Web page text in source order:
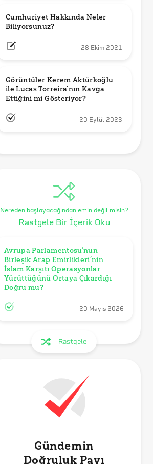
Cumhuriyet Hakkında Neler
Biliyorsunuz?
28 Ekim 2021
Görüntüler Kerem Aktürkoğlu
ile Lucas Torreira’nın Kavga
Ettiğini mi Gösteriyor?
20 Eylül 2023
Nereden başlayacağından emin değil misin?
Rastgele Bir İçerik Oku
Avrupa Parlamentosu’nun
Birleşik Arap Emirlikleri’nin
İslam Karşıtı Operasyonlar
Yürüttüğünü Ortaya Çıkardığı
Doğru mu?
20 Mayıs 2026
Rastgele
Gündemin
Doğruluk Payı